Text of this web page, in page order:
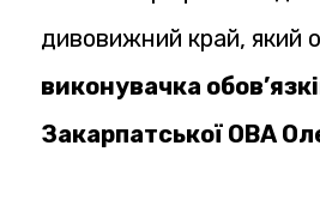
дивовижний край, який
виконувачка
Закарпатської ОВА